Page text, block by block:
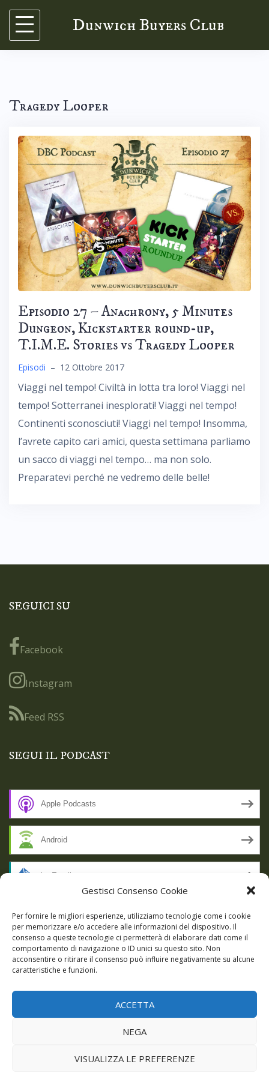
Gestisci Consenso Cookie
Per fornire le migliori esperienze, utilizziamo tecnologie come i cookie
per memorizzare e/o accedere alle informazioni del dispositivo. Il
consenso a queste tecnologie ci permetterà di elaborare dati come il
comportamento di navigazione o ID unici su questo sito. Non
acconsentire o ritirare il consenso può influire negativamente su alcune
caratteristiche e funzioni.
ACCETTA
NEGA
VISUALIZZA LE PREFERENZE
Skip
content
Dunwich Buyers Club
Tragedy Looper
Episodio 27 – Anachrony, 5 Minutes
Dungeon, Kickstarter round-up,
T.I.M.E. Stories vs Tragedy Looper
Episodi – 12 Ottobre 2017
Viaggi nel tempo! Civiltà in lotta tra loro! Viaggi nel
tempo! Sotterranei inesplorati! Viaggi nel tempo!
Continenti sconosciuti! Viaggi nel tempo! Insomma,
l’avrete capito cari amici, questa settimana parliamo
un sacco di viaggi nel tempo… ma non solo.
Preparatevi perché ne vedremo delle belle!
SEGUICI SU
Facebook
Instagram
Feed RSS
SEGUI IL PODCAST
Apple Podcasts
Android
by Email
RSS
SSL SECURE
|Theme:
Giochi DBC Podcast Cookie Policy (UE)